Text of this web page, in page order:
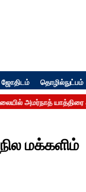
ஜோதிடம் தொழில்நுட்பம்
மக்களிம்